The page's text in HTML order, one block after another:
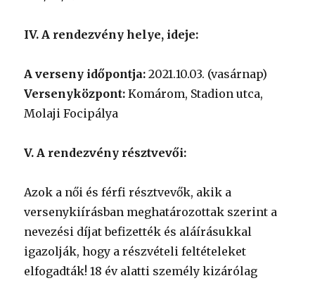
IV. A rendezvény helye, ideje:
A verseny időpontja: 2021.10.03. (vasárnap)
Versenyközpont: Komárom, Stadion utca,
Molaji Focipálya
V. A rendezvény résztvevői:
Azok a női és férfi résztvevők, akik a
versenykiírásban meghatározottak szerint a
nevezési díjat befizették és aláírásukkal
igazolják, hogy a részvételi feltételeket
elfogadták! 18 év alatti személy kizárólag